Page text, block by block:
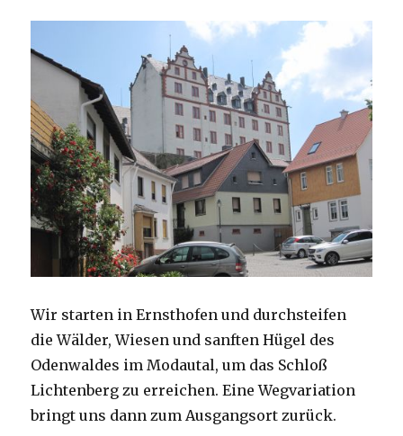
Wir starten in Ernsthofen und durchsteifen
die Wälder, Wiesen und sanften Hügel des
Odenwaldes im Modautal, um das Schloß
Lichtenberg zu erreichen. Eine Wegvariation
bringt uns dann zum Ausgangsort zurück.